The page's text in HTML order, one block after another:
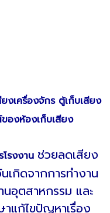
งเครื่องจักร ตู้เก็บเสียง
องห้องเก็บเสียง
รงงาน ช่วยลดเสียง
เกิดจากการทำงาน
อุตสาหกรรม และ
าแก้ไขปัญหาเรื่อง